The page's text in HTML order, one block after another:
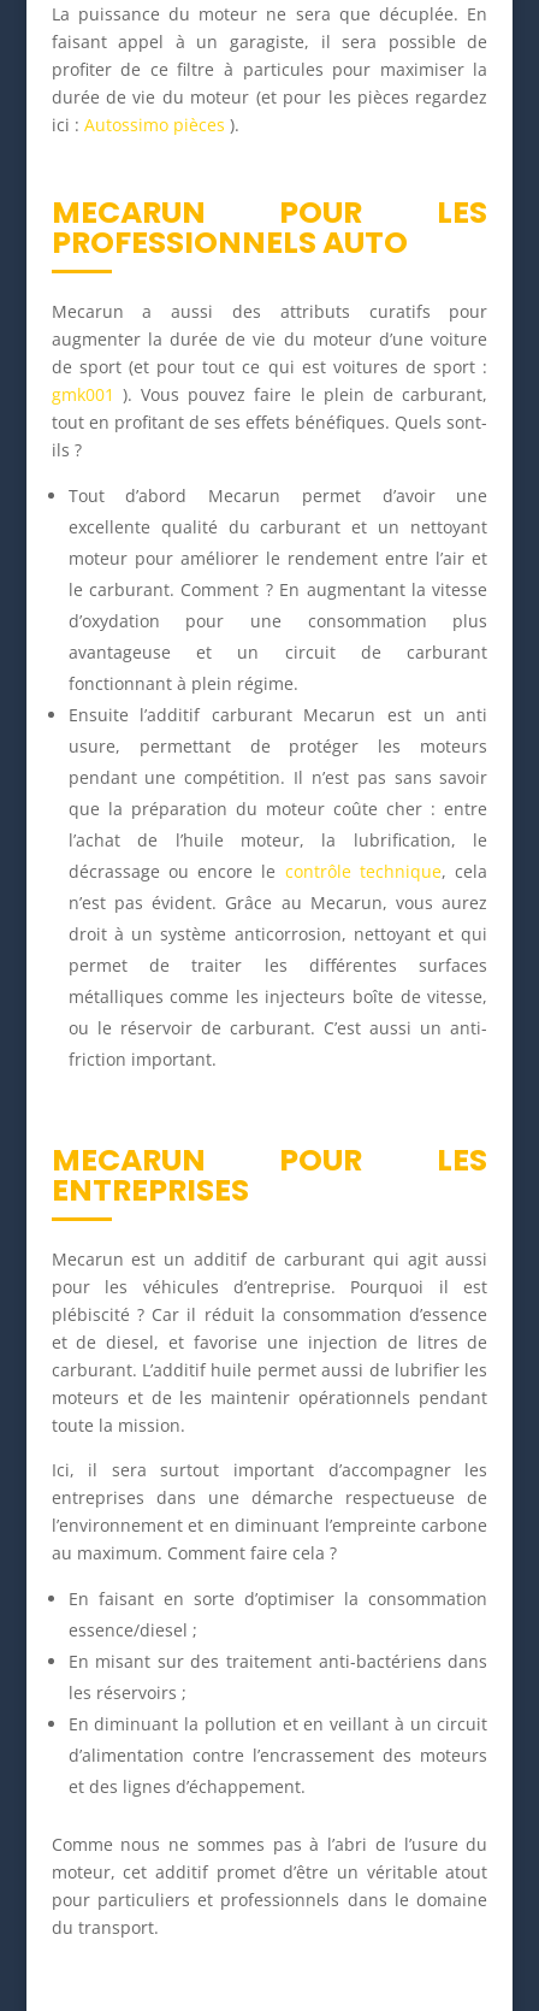
La puissance du moteur ne sera que décuplée. En
faisant appel à un garagiste, il sera possible de
profiter de ce filtre à particules pour maximiser la
durée de vie du moteur (et pour les pièces regardez
ici : Autossimo pièces ).
MECARUN POUR LES
PROFESSIONNELS AUTO
Mecarun a aussi des attributs curatifs pour
augmenter la durée de vie du moteur d’une voiture
de sport (et pour tout ce qui est voitures de sport :
gmk001 ). Vous pouvez faire le plein de carburant,
tout en profitant de ses effets bénéfiques. Quels sont-
ils ?
Tout d’abord Mecarun permet d’avoir une
excellente qualité du carburant et un nettoyant
moteur pour améliorer le rendement entre l’air et
le carburant. Comment ? En augmentant la vitesse
d’oxydation pour une consommation plus
avantageuse et un circuit de carburant
fonctionnant à plein régime.
Ensuite l’additif carburant Mecarun est un anti
usure, permettant de protéger les moteurs
pendant une compétition. Il n’est pas sans savoir
que la préparation du moteur coûte cher : entre
l’achat de l’huile moteur, la lubrification, le
décrassage ou encore le contrôle technique, cela
n’est pas évident. Grâce au Mecarun, vous aurez
droit à un système anticorrosion, nettoyant et qui
permet de traiter les différentes surfaces
métalliques comme les injecteurs boîte de vitesse,
ou le réservoir de carburant. C’est aussi un anti-
friction important.
MECARUN POUR LES
ENTREPRISES
Mecarun est un additif de carburant qui agit aussi
pour les véhicules d’entreprise. Pourquoi il est
plébiscité ? Car il réduit la consommation d’essence
et de diesel, et favorise une injection de litres de
carburant. L’additif huile permet aussi de lubrifier les
moteurs et de les maintenir opérationnels pendant
toute la mission.
Ici, il sera surtout important d’accompagner les
entreprises dans une démarche respectueuse de
l’environnement et en diminuant l’empreinte carbone
au maximum. Comment faire cela ?
En faisant en sorte d’optimiser la consommation
essence/diesel ;
En misant sur des traitement anti-bactériens dans
les réservoirs ;
En diminuant la pollution et en veillant à un circuit
d’alimentation contre l’encrassement des moteurs
et des lignes d’échappement.
Comme nous ne sommes pas à l’abri de l’usure du
moteur, cet additif promet d’être un véritable atout
pour particuliers et professionnels dans le domaine
du transport.